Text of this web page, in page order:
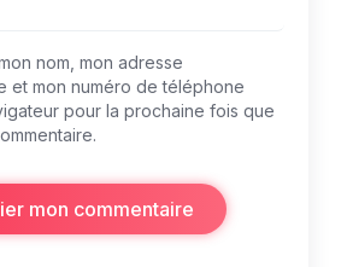
nom, mon adresse
et mon numéro de téléphone
pour la prochaine fois que
mon commentaire